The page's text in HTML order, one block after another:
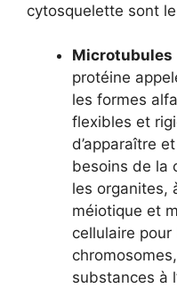
cytosquelette sont
Microtubules
protéine
les formes
flexibles et
d’apparaître
besoins de la
les organites,
méiotique et
cellulaire
substances à